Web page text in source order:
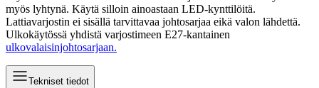
myös lyhtynä. Käytä silloin ainoastaan LED-kynttilöitä.
Lattiavarjostin ei sisällä tarvittavaa johtosarjaa eikä valon lähdettä.
Ulkokäytössä yhdistä varjostimeen E27-kantainen
ulkovalaisinjohtosarjaan.
Tekniset tiedot